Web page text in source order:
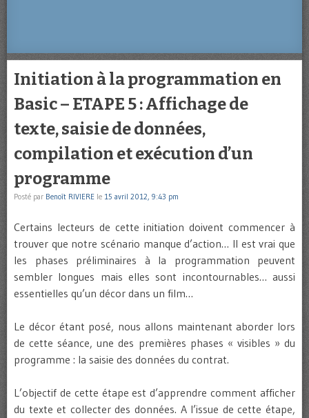
Initiation à la programmation en
Basic – ETAPE 5 : Affichage de
texte, saisie de données,
compilation et exécution d’un
programme
Posté par Benoît RIVIERE le 15 avril 2012, 9:43 pm
Certains lecteurs de cette initiation doivent commencer à
trouver que notre scénario manque d’action… Il est vrai que
les phases préliminaires à la programmation peuvent
sembler longues mais elles sont incontournables… aussi
essentielles qu’un décor dans un film…
Le décor étant posé, nous allons maintenant aborder lors
de cette séance, une des premières phases « visibles » du
programme : la saisie des données du contrat.
L’objectif de cette étape est d’apprendre comment afficher
du texte et collecter des données. A l’issue de cette étape,